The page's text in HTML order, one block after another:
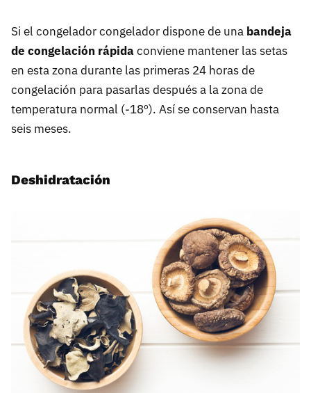
Si el congelador congelador dispone de una bandeja
de congelación rápidaconviene mantener las setas
en esta zona durante las primeras 24 horas de
congelación para pasarlas después a la zona de
temperatura normal (-18º). Así se conservan hasta
seis meses.
Deshidratación